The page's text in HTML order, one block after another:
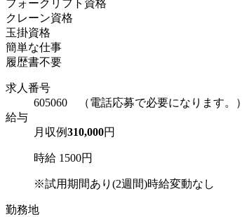
フォークリフト資格
クレーン資格
玉掛資格
簡単な仕事
履歴書不要
求人番号
605060 （電話応募で必要になります。）
給与
月収例310,000円
時給 1500円
※試用期間あり(2週間)時給変動なし
勤務地